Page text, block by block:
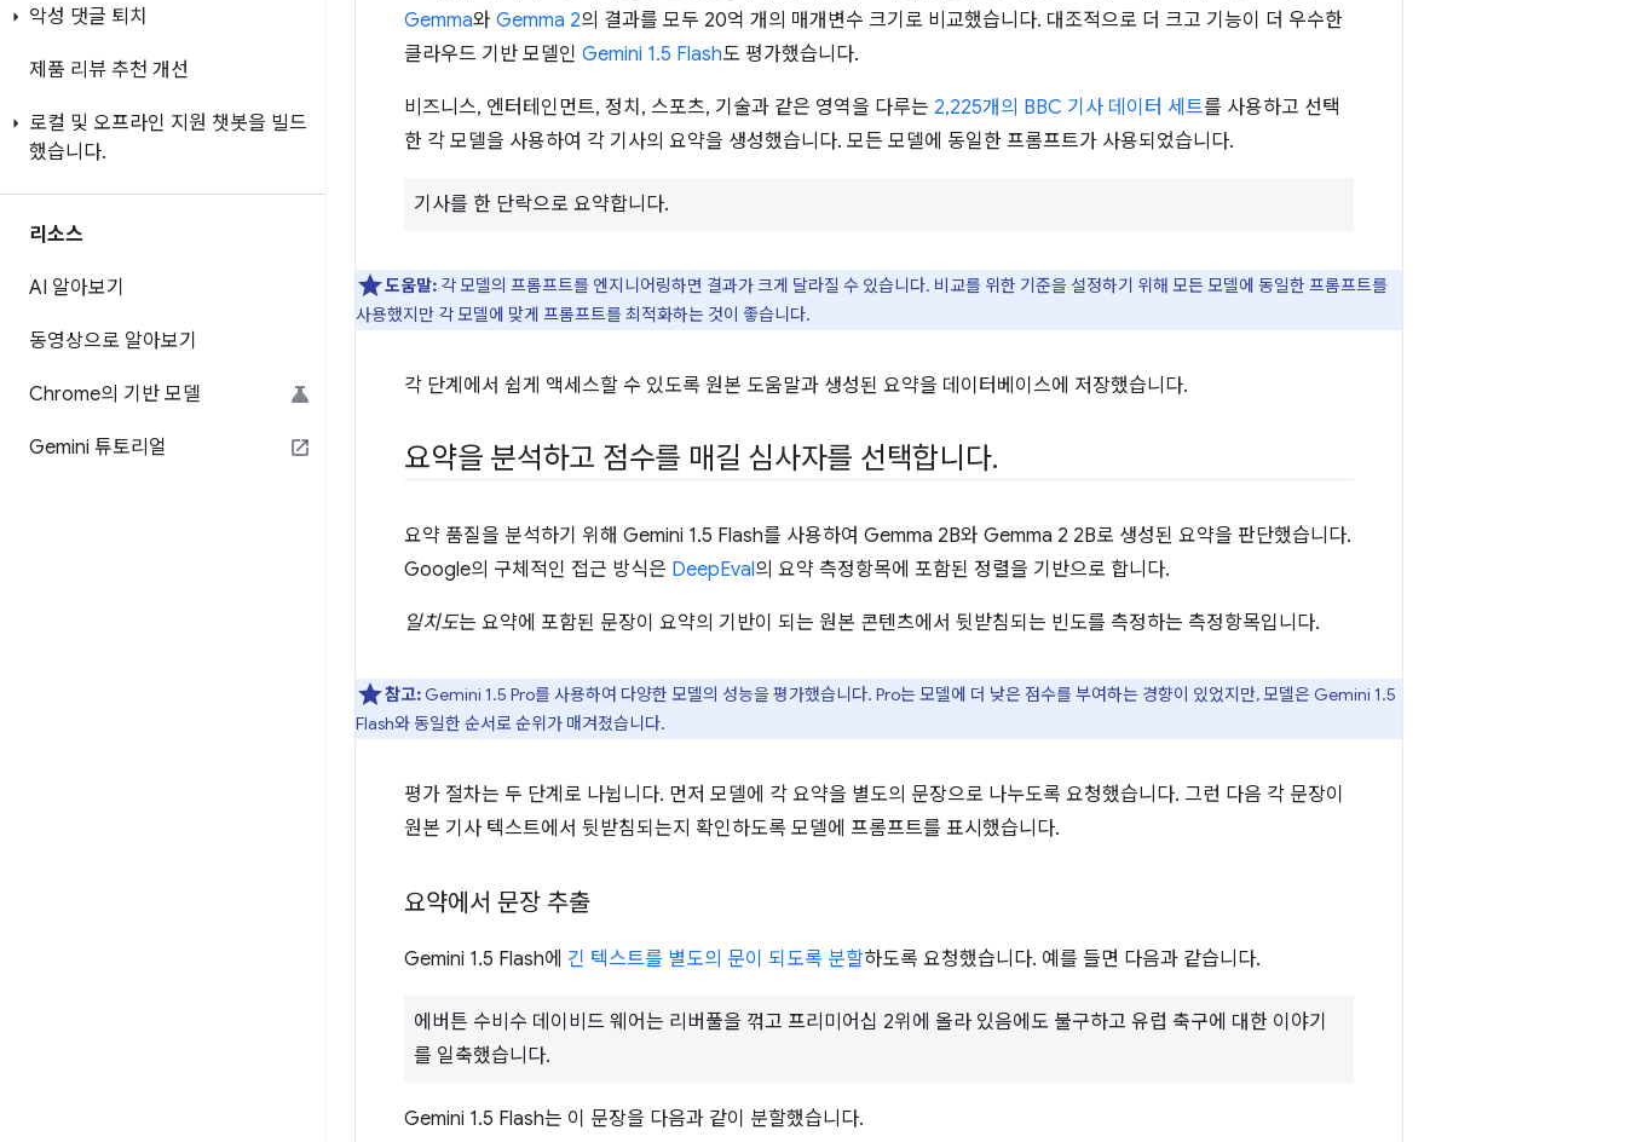
악성 댓글 퇴치
제품 리뷰 추천 개선
로컬 및 오프라인 지원 챗봇을 빌드
했습니다.
리소스
AI 알아보기
동영상으로 알아보기
Chrome의 기반 모델
Gemini 튜토리얼
Gemma와 Gemma 2의 결과를 모두 20억 개의 매개변수 크기로 비교했습니다. 대조적으로 더 크고 기능이 더 우수한
클라우드 기반 모델인 Gemini 1.5 Flash도 평가했습니다.
비즈니스, 엔터테인먼트, 정치, 스포츠, 기술과 같은 영역을 다루는 2,225개의 BBC 기사 데이터 세트를 사용하고 선택
한 각 모델을 사용하여 각 기사의 요약을 생성했습니다. 모든 모델에 동일한 프롬프트가 사용되었습니다.
기사를 한 단락으로 요약합니다.
도움말: 각 모델의 프롬프트를 엔지니어링하면 결과가 크게 달라질 수 있습니다. 비교를 위한 기준을 설정하기 위해 모든 모델에 동일한 프롬프트를
사용했지만 각 모델에 맞게 프롬프트를 최적화하는 것이 좋습니다.
각 단계에서 쉽게 액세스할 수 있도록 원본 도움말과 생성된 요약을 데이터베이스에 저장했습니다.
요약을 분석하고 점수를 매길 심사자를 선택합니다.
요약 품질을 분석하기 위해 Gemini 1.5 Flash를 사용하여 Gemma 2B와 Gemma 2 2B로 생성된 요약을 판단했습니다.
Google의 구체적인 접근 방식은 DeepEval의 요약 측정항목에 포함된 정렬을 기반으로 합니다.
일치도는 요약에 포함된 문장이 요약의 기반이 되는 원본 콘텐츠에서 뒷받침되는 빈도를 측정하는 측정항목입니다.
참고: Gemini 1.5 Pro를 사용하여 다양한 모델의 성능을 평가했습니다. Pro는 모델에 더 낮은 점수를 부여하는 경향이 있었지만, 모델은 Gemini 1.5
Flash와 동일한 순서로 순위가 매겨졌습니다.
평가 절차는 두 단계로 나뉩니다. 먼저 모델에 각 요약을 별도의 문장으로 나누도록 요청했습니다. 그런 다음 각 문장이
원본 기사 텍스트에서 뒷받침되는지 확인하도록 모델에 프롬프트를 표시했습니다.
요약에서 문장 추출
Gemini 1.5 Flash에 긴 텍스트를 별도의 문이 되도록 분할하도록 요청했습니다. 예를 들면 다음과 같습니다.
에버튼 수비수 데이비드 웨어는 리버풀을 꺾고 프리미어십 2위에 올라 있음에도 불구하고 유럽 축구에 대한 이야기
를 일축했습니다.
Gemini 1.5 Flash는 이 문장을 다음과 같이 분할했습니다.